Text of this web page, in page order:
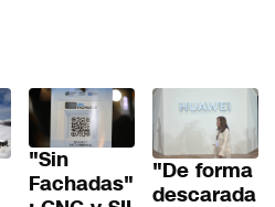
"Sin
Fachadas"
"De forma
descarada